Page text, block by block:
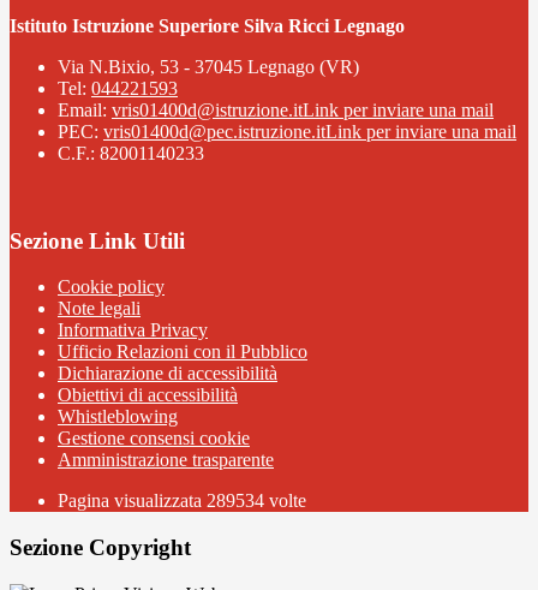
Istituto Istruzione Superiore Silva Ricci Legnago
Via N.Bixio, 53 - 37045 Legnago (VR)
Tel: 044221593
Email: vris01400d@istruzione.itLink per inviare una mail
PEC: vris01400d@pec.istruzione.itLink per inviare una mail
C.F.: 82001140233
Sezione Link Utili
Cookie policy
Note legali
Informativa Privacy
Ufficio Relazioni con il Pubblico
Dichiarazione di accessibilità
Obiettivi di accessibilità
Whistleblowing
Gestione consensi cookie
Amministrazione trasparente
Pagina visualizzata 289534 volte
Sezione Copyright